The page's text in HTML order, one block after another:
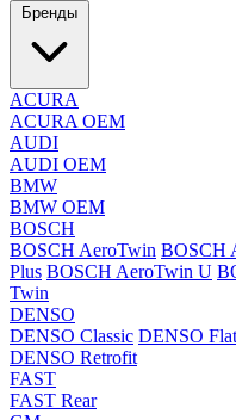
Бренды
ACURA
ACURA OEM
AUDI
AUDI OEM
BMW
BMW OEM
BOSCH
BOSCH AeroTwin BOSCH
Plus BOSCH AeroTwin U
Twin
DENSO
DENSO Classic DENSO Flat
DENSO Retrofit
FAST
FAST Rear